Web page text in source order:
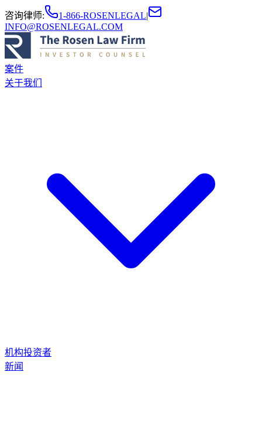
咨询律师: 1-866-ROSENLEGAL|
INFO@ROSENLEGAL.COM
案件
关于我们
机构投资者
新闻